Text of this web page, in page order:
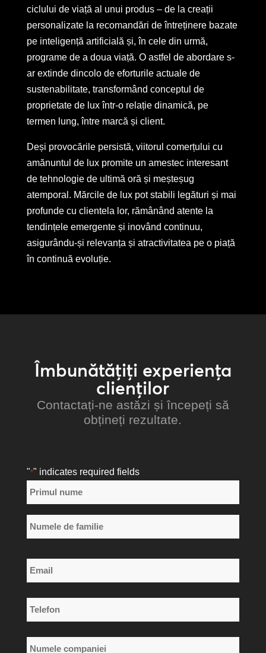
ciclului de viață al unui produs – de la creații
personalizate la recomandări de întreținere bazate
pe inteligență artificială și, în cele din urmă,
programe de a doua viață. O astfel de abordare s-
ar extinde dincolo de eforturile actuale de
sustenabilitate, transformând conceptul de
proprietate de lux într-o relație dinamică, pe
termen lung, între marcă și client.
Deși provocările persistă, viitorul comerțului cu
amănuntul de lux promite un amestec interesant
de tehnologie de ultimă oră și meșteșug
atemporal. Mărcile de lux pot stabili legături și mai
profunde cu clientela lor, rămânând atente la
tendințele emergente și inovând continuu,
asigurându-și relevanța și atractivitatea pe o piață
în continuă evoluție.
Îmbunătățiți experiența
clienților
Contactați-ne astăzi și începeți să
obțineți rezultate.
"*" indicates required fields
Nume
*
nume
de
Email
*
Telefon
*
Numele